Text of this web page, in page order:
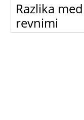
Razlika
revnimi